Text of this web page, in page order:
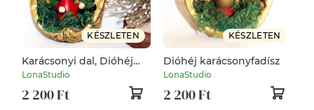
KÉSZLETEN
Karácsonyi dal, Dióhéj
karácsonyfadísz
LonaStudio
2 200 Ft
KÉSZLETEN
Dióhéj karácsonyfadísz
LonaStudio
2 200 Ft